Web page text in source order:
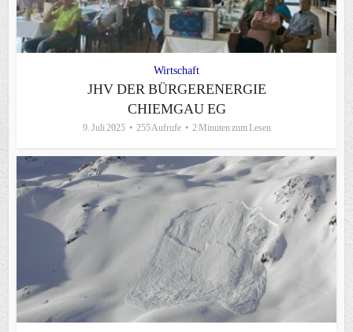
Wirtschaft
JHV DER BÜRGERENERGIE
CHIEMGAU EG
9. Juli 2025 255 Aufrufe 2 Minuten zum Lesen